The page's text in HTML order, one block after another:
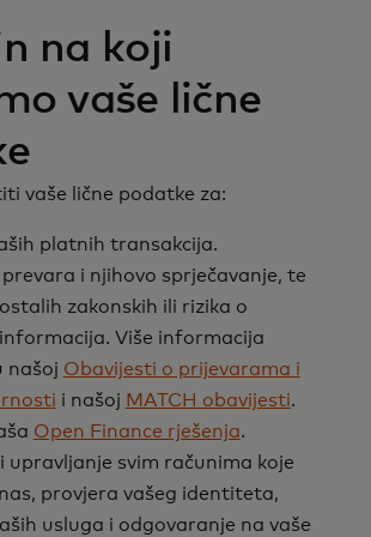
na koji
vaše lične
vaše lične podatke za:
platnih transakcija.
i njihovo sprječavanje, te
zakonskih ili rizika o
Više informacija
našoj Obavijesti o prijevarama i
i našoj MATCH obavijesti.
Open Finance rješenja.
upravljanje svim računima koje
provjera vašeg identiteta,
usluga i odgovaranje na vaše